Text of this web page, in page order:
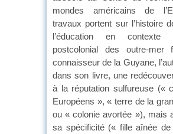
mondes américains de
travaux portent sur l’histoire
l’éducation en contexte
postcolonial des outre-mer
connaisseur de la Guyane,
dans son livre, une
à la réputation sulfureuse («
Européens », « terre de la
ou « colonie avortée »), mais
sa spécificité (« fille aînée